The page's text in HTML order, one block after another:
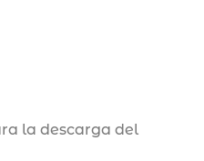
la descarga del